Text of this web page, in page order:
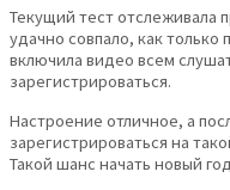
Текущий тест отслеживала
удачно совпало, как только
включила видео всем
зарегистрироваться.
Настроение отличное, а
зарегистрироваться на
Такой шанс начать новый